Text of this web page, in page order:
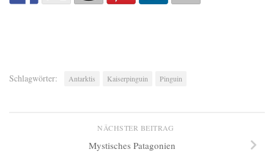
Schlagwörter: Antarktis Kaiserpinguin Pinguin
NÄCHSTER BEITRAG
Mystisches Patagonien